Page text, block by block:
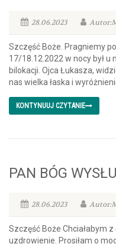
28.06.2023
Szczęść Boże. Pragniemy
17/18.12.2022 w nocy był
bilokacji. Ojca Łukasza,
nas wielka łaska i
KONTYNUUJ CZYTANIE
PAN BÓG
28.06.2023
Szczęść Boże Chciałabym
uzdrowienie. Prosiłam o